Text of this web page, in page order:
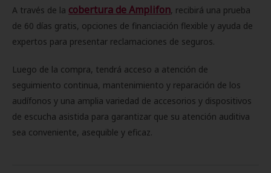
A través de la cobertura de Amplifon, recibirá una prueba
de 60 días gratis, opciones de financiación flexible y ayuda de
expertos para presentar reclamaciones de seguros.
Luego de la compra, tendrá acceso a atención de
seguimiento continua, mantenimiento y reparación de los
audífonos y una amplia variedad de accesorios y dispositivos
de escucha asistida para garantizar que su atención auditiva
sea conveniente, asequible y eficaz.